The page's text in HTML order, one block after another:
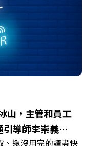
》書中收錄的八年轉
共同看見下一個黃金
手團隊，在大牌林
品牌如何雙重升級，
何將自身的失敗學，
🔺在迎向黃金十年的
的未來？ 主持人／
興 與談人／嘉義縣
媒集團董事長 謝金
人力發展所所長 許
山，主管和員工
導師李崇義、
還沒用完的請盡快